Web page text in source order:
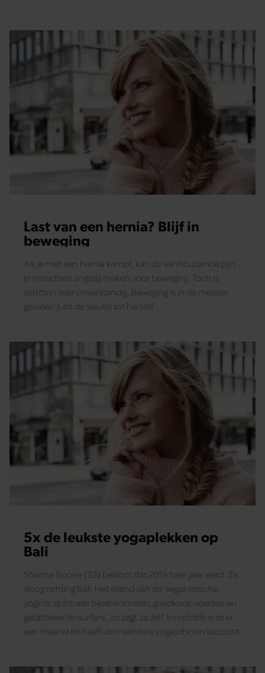
gaat akkoord met onze cookies als u onze website blijft
gebruiken.
Last van een hernia? Blijf in
beweging
Als je met een hernia kampt, kan de aanhoudende pijn
je misschien angstig maken voor beweging. Toch is
stilzitten zeer onverstandig. Beweging is in de meeste
gevallen juist de sleutel tot herstel.
5x de leukste yogaplekken op
Bali
Shaima Boone (23) besloot dat 2019 haar jaar werd. Ze
vloog richting Bali. Het eiland van de ‘veganistische
yoginis, spirituele bijeenkomsten, goedkoop voedsel en
getatoeëerde surfers’, zo zegt ze zelf. Inmiddels is ze er
een maand en heeft ze meerdere yogascholen bezocht.